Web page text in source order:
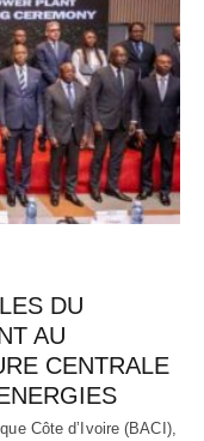
DU
AU
CENTRALE
Côte d’Ivoire (BACI),